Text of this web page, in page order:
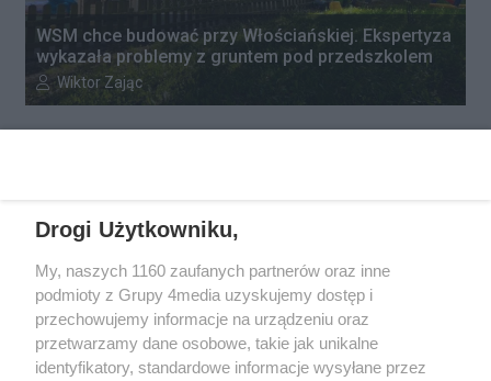
WSM chce budować przy Włościańskiej. Ekspertyza
wykazała problemy z gruntem pod przedszkolem
Autor artykułu:
Wiktor Zając
Drogi Użytkowniku,
My, naszych 1160 zaufanych partnerów oraz inne
podmioty z Grupy 4media uzyskujemy dostęp i
przechowujemy informacje na urządzeniu oraz
przetwarzamy dane osobowe, takie jak unikalne
identyfikatory, standardowe informacje wysyłane przez